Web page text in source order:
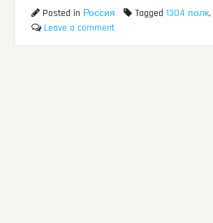
Posted in Россия Tagged 1304 полк,
Leave a comment